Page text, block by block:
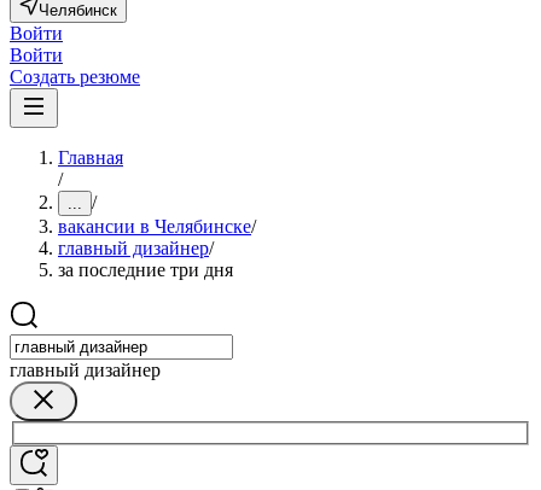
Челябинск
Войти
Войти
Создать резюме
Главная
/
... /
вакансии в Челябинске/
главный дизайнер/
за последние три дня
главный дизайнер